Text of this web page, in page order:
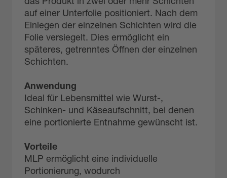
auf einer Unterfolie positioniert. Nach dem
Einlegen der einzelnen Schichten wird die
Folie versiegelt. Dies ermöglicht ein
späteres, getrenntes Öffnen der einzelnen
Schichten.
Anwendung
Ideal für Lebensmittel wie Wurst-,
Schinken- und Käseaufschnitt, bei denen
eine portionierte Entnahme gewünscht ist.
Vorteile
MLP ermöglicht eine individuelle
Portionierung, wodurch